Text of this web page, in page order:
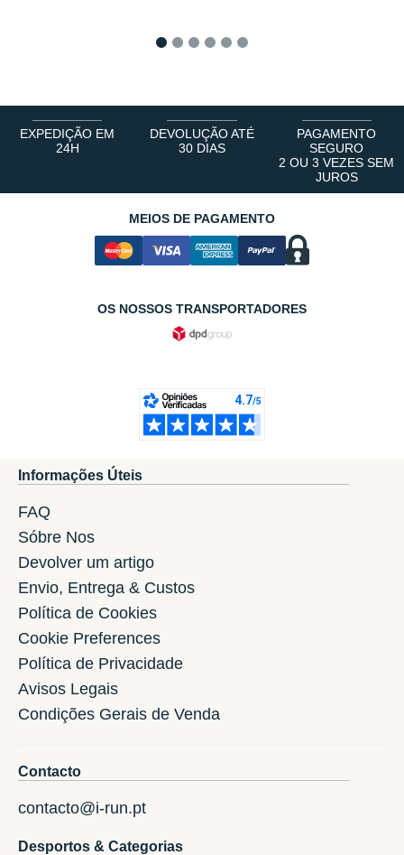
EXPEDIÇÃO EM
24H
DEVOLUÇÃO ATÉ
30 DIAS
PAGAMENTO
SEGURO
2 OU 3 VEZES SEM
JUROS
MEIOS DE PAGAMENTO
OS NOSSOS TRANSPORTADORES
Informações Úteis
FAQ
Sóbre Nos
Devolver um artigo
Envio, Entrega & Custos
Política de Cookies
Cookie Preferences
Política de Privacidade
Avisos Legais
Condições Gerais de Venda
Contacto
contacto@i-run.pt
Desportos & Categorias